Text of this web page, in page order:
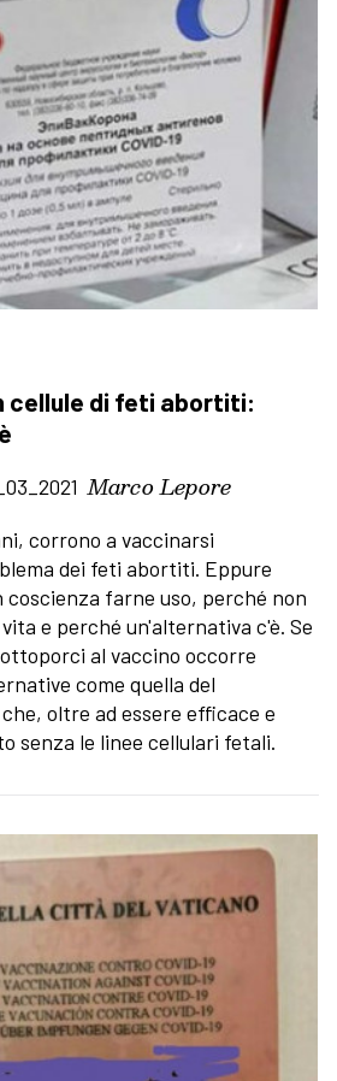
cellule di feti abortiti:
Marco Lepore
corrono a vaccinarsi
dei feti abortiti. Eppure
coscienza farne uso, perché non
e perché un'alternativa c'è. Se
al vaccino occorre
come quella del
oltre ad essere efficace e
senza le linee cellulari fetali.